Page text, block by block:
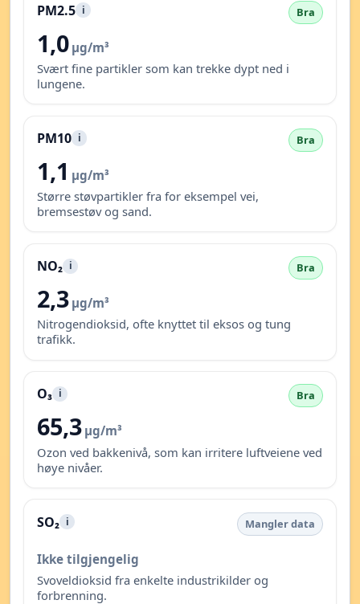
PM2.5 i Bra
1,0 µg/m³
Svært fine partikler som kan trekke dypt ned i
lungene.
PM10 i Bra
1,1 µg/m³
Større støvpartikler fra for eksempel vei,
bremsestøv og sand.
NO₂ i Bra
2,3 µg/m³
Nitrogendioksid, ofte knyttet til eksos og tung
trafikk.
O₃ i Bra
65,3 µg/m³
Ozon ved bakkenivå, som kan irritere luftveiene ved
høye nivåer.
SO₂ i Mangler data
Ikke tilgjengelig
Svoveldioksid fra enkelte industrikilder og
forbrenning.